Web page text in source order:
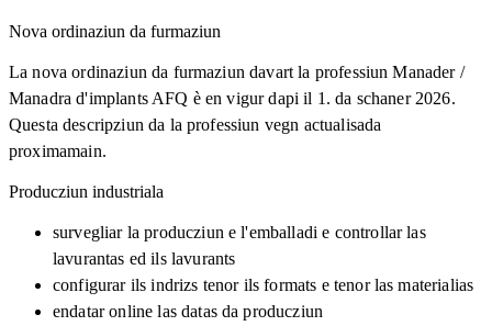
Nova ordinaziun da furmaziun
La nova ordinaziun da furmaziun davart la professiun Manader /
Manadra d'implants AFQ è en vigur dapi il 1. da schaner 2026.
Questa descripziun da la professiun vegn actualisada
proximamain.
Producziun industriala
survegliar la producziun e l'emballadi e controllar las
lavurantas ed ils lavurants
configurar ils indrizs tenor ils formats e tenor las materialias
endatar online las datas da producziun